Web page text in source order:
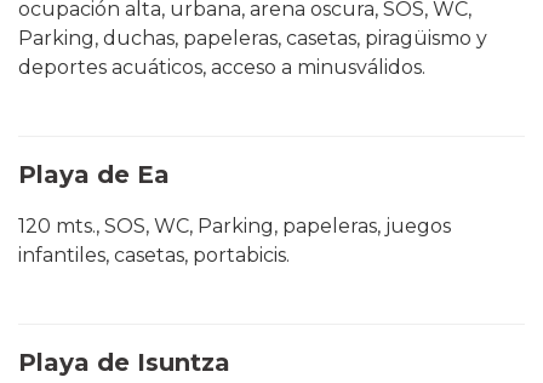
ocupación alta, urbana, arena oscura, SOS, WC,
Parking, duchas, papeleras, casetas, piragüismo y
deportes acuáticos, acceso a minusválidos.
Playa de Ea
120 mts., SOS, WC, Parking, papeleras, juegos
infantiles, casetas, portabicis.
Playa de Isuntza